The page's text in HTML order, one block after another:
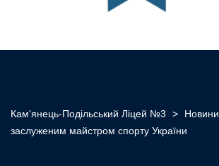
Кам'янець-Подільський Ліцей №3 > Новини
заслуженим майстром спорту України